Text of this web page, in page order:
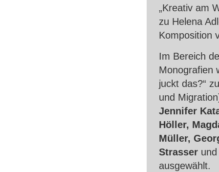
„Kreativ am
zu Helena
Komposition
Im Bereich
Monografien
juckt das?“
und
Jennifer
Höller,
Müller,
Strasser
ausgewählt.